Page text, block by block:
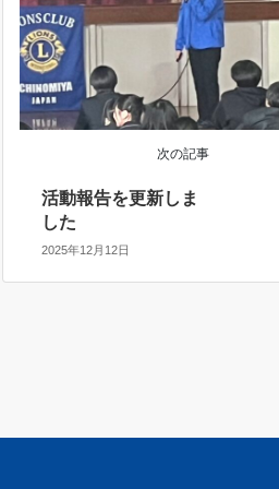
次の記事
活動報告を更新しま
した
2025年12月12日